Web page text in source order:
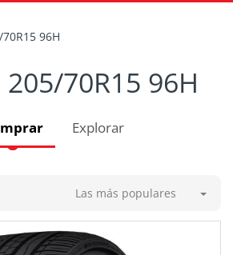
96H
70R15 96H
Explorar
Las más populares